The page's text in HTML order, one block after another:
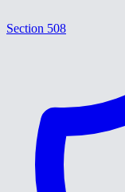
Section 508